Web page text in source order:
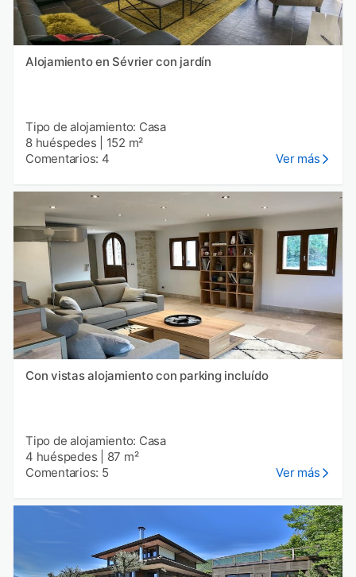
Alojamiento en Sévrier con jardín
Tipo de alojamiento: Casa
8 huéspedes
152 m²
Comentarios: 4
Ver más
Con vistas alojamiento con parking incluído
Tipo de alojamiento: Casa
4 huéspedes
87 m²
Comentarios: 5
Ver más